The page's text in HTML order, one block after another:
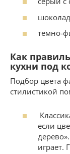
темно-
Как
кухни под
Подбор цвета
стилистикой
если
играет.